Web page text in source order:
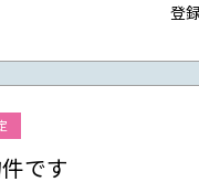
登
です